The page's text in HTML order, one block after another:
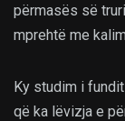
përmasës së
mprehtë me
Ky studim i
që ka lëvizja e